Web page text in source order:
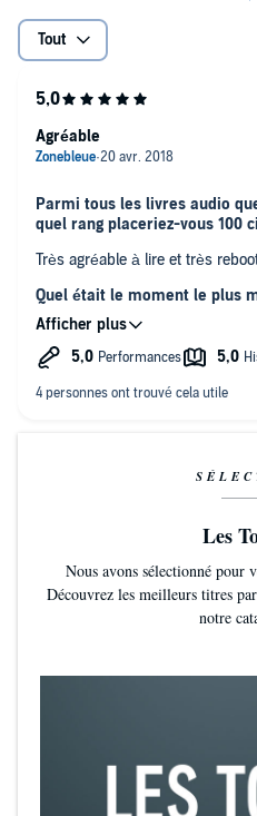
Tout
Parmi tous les livres audio
quel rang placeriez-vous 100
Très agréable à lire et très
Quel était le moment le plus
zen ?
Du début à la fin
Quelle était votre scène
livre ? Est-ce qu'il vous a fait
Avez-vous d'autres
J'ai repris de l'assurance, but
Agréable
Les
Nous avons sélectionné pour
Découvrez les meilleurs titres
notre